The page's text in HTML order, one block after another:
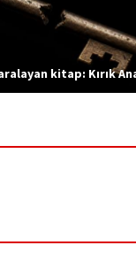
aralayan kitap: Kırık